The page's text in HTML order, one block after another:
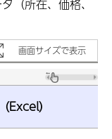
（所在、価格、
画面サイズで表示
Excel）